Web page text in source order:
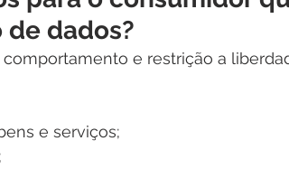
dados?
e restrição a
e serviços;